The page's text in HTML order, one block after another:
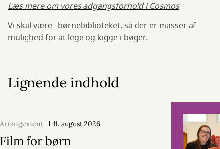
Læs mere om vores adgangsforhold i Cosmos
Vi skal være i børnebiblioteket, så der er masser af
mulighed for at lege og kigge i bøger.
Lignende indhold
Arrangement 11. august 2026
Film for børn